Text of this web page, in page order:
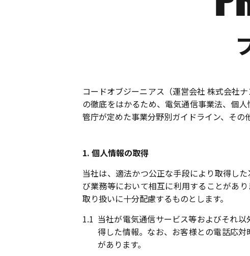
コードオブジーニアス（運営会社 株式会社
の徹底をはかるため、電気通信事業法、個
管庁が定めた事業分野別ガイドライン、その
1. 個人情報の取得
当社は、適法かつ公正な手段により取得し
び業務等において相互に利用することがあ
取り扱いに十分配慮するものとします。
1.1 当社が電気通信サービス等およびそれ
得した情報。なお、お客様との電話応
があります。